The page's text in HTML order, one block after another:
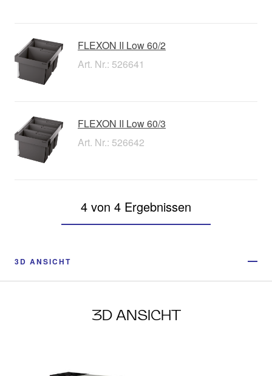
FLEXON II Low 60/2
Art. Nr.: 526641
FLEXON II Low 60/3
Art. Nr.: 526642
4 von 4 Ergebnissen
3D ANSICHT
3D ANSICHT